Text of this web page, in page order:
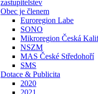
zastupitelstev
Obec je členem
Euroregion Labe
SONO
Mikroregion Česká
NSZM
MAS České Středohoří
SMS
Dotace & Publicita
2020
2021